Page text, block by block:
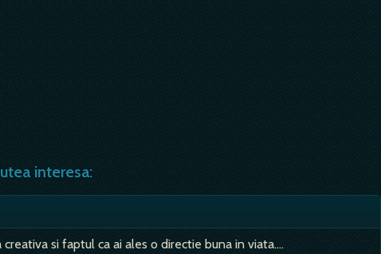
interesa:
si faptul ca ai ales o directie buna in viata.…